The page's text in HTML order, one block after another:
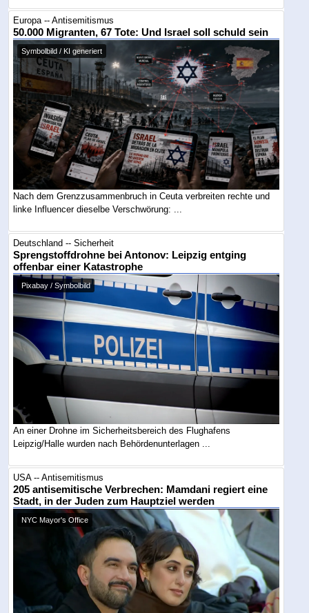
Europa -- Antisemitismus
50.000 Migranten, 67 Tote: Und Israel soll schuld sein
Symbolbild / KI generiert
Nach dem Grenzzusammenbruch in Ceuta verbreiten rechte und
linke Influencer dieselbe Verschwörung: ...
Deutschland -- Sicherheit
Sprengstoffdrohne bei Antonov: Leipzig entging
offenbar einer Katastrophe
Pixabay / Symbolbild
An einer Drohne im Sicherheitsbereich des Flughafens
Leipzig/Halle wurden nach Behördenunterlagen ...
USA -- Antisemitismus
205 antisemitische Verbrechen: Mamdani regiert eine
Stadt, in der Juden zum Hauptziel werden
NYC Mayor's Office